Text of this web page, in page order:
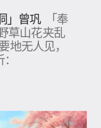
」曾巩
「奉
草山花夹乱
地无人见，